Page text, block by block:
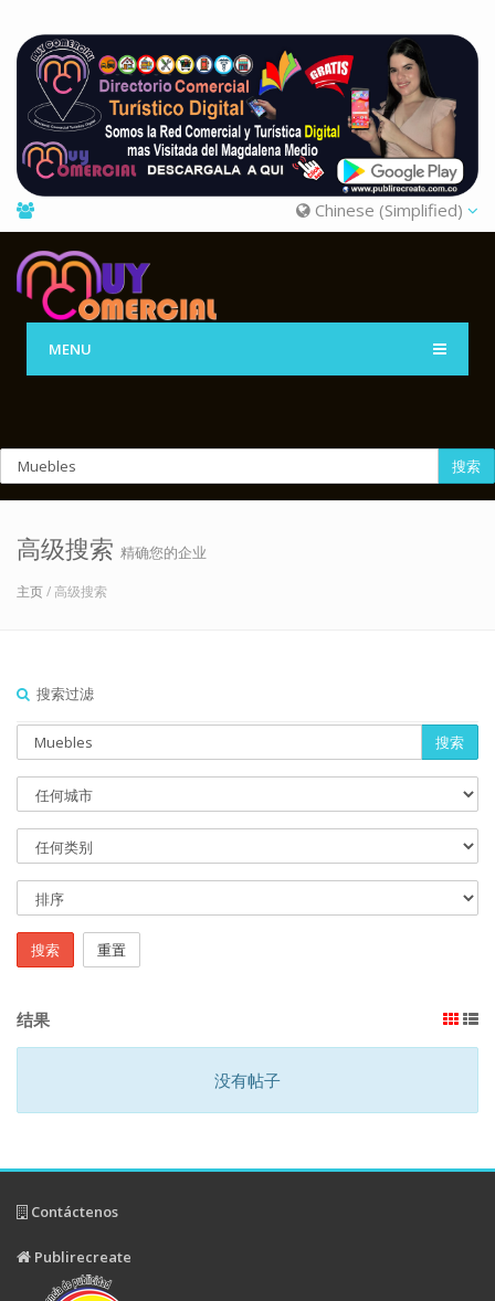
Chinese (Simplified)
MENU
搜索
高级搜索 精确您的企业
主页/ 高级搜索
搜索过滤
搜索
搜索 重置
结果
没有帖子
Contáctenos
Publirecreate